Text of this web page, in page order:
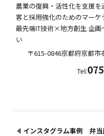
農業の復興・活性化を支援
客と採用強化のためのマーケ
最先端IT技術×地方創生 企画
い
〒615-0846京都府京都市
Tel:
インスタグラム事例 弁当